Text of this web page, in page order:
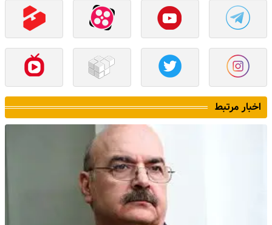
اخبار مرتبط